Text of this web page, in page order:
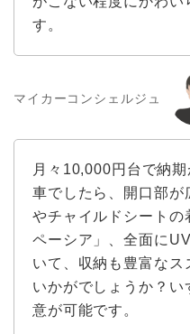
す。
マイカーコンシェルジュ
月々10,000円台で納
車でしたら、開口部が
やチャイルドシートの
ペーシア」、全面に
いて、収納も豊富な
いかがでしょうか？い
意が可能です。